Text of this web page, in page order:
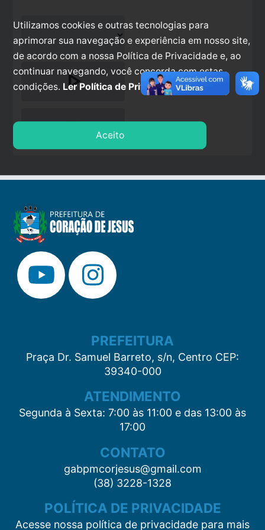
play_arrow
stop
PREFEITURA
Praça Dr. Samuel Barreto, s/n, Centro CEP:
39340-000
ATENDIMENTO
Segunda à Sexta: 7:00 às 11:00 e das 13:00 às
17:00
CONTATO
gabpmcorjesus@gmail.com
(38) 3228-1328
POLÍTICA DE PRIVACIDADE
Acesse nossa política de privacidade para mais
Utilizamos cookies e outras tecnologias para
aprimorar sua navegação e experiência em nosso site,
de acordo com a nossa Política de Privacidade e, ao
continuar navegando, você concorda com estas
condições. Ler Política de Privacidade.
Aceito